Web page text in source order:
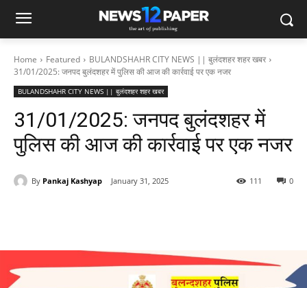
Home Featured
BULANDSHAHR CITY NEWS || बुलंदशहर शहर खबर
31/01/2025: जनपद बुलंदशहर में पुलिस की आज की कार्रवाई पर एक नजर
BULANDSHAHR CITY NEWS || बुलंदशहर शहर खबर
31/01/2025: जनपद बुलंदशहर में
पुलिस की आज की कार्रवाई पर एक नजर
By Pankaj Kashyap January 31, 2025 0
111